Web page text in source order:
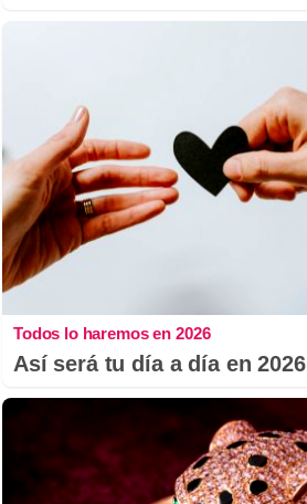
Todos lo haremos en 2026
Así será tu día a día en 2026